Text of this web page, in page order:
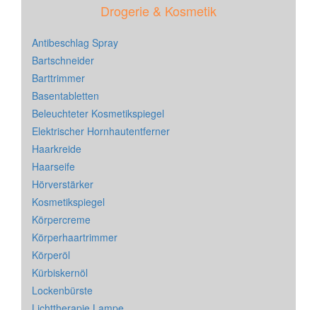
Drogerie & Kosmetik
Antibeschlag Spray
Bartschneider
Barttrimmer
Basentabletten
Beleuchteter Kosmetikspiegel
Elektrischer Hornhautentferner
Haarkreide
Haarseife
Hörverstärker
Kosmetikspiegel
Körpercreme
Körperhaartrimmer
Körperöl
Kürbiskernöl
Lockenbürste